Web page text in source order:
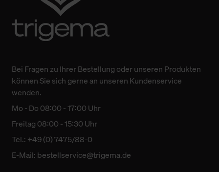
Bei Fragen zu Ihrer Bestellung oder unseren Produkten
können Sie sich gerne an unseren Kundenservice
wenden.
Mo - Do 08:00 - 17:00 Uhr
Freitag 08:00 - 15:30 Uhr
Tel.: +49 (0) 7475/88-0
E-Mail: bestellservice@trigema.de